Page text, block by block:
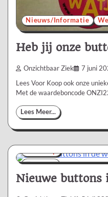
Nieuws/Informatie
Heb jij onze
Onzichtbaar Ziek 7 juni
Lees Voor Koop ook onze
Met de waardeboncode
Lees Meer...
1 min 0
Webshop
Nieuwe buttons